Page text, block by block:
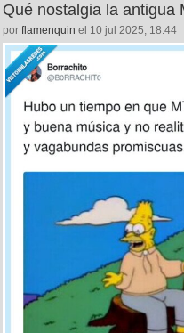
Qué nostalgia la antigua
por flamenquin el 10 jul 2025, 18:44